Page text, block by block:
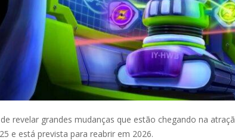
revelar grandes mudanças que estão chegando na
e está prevista para reabrir em 2026.